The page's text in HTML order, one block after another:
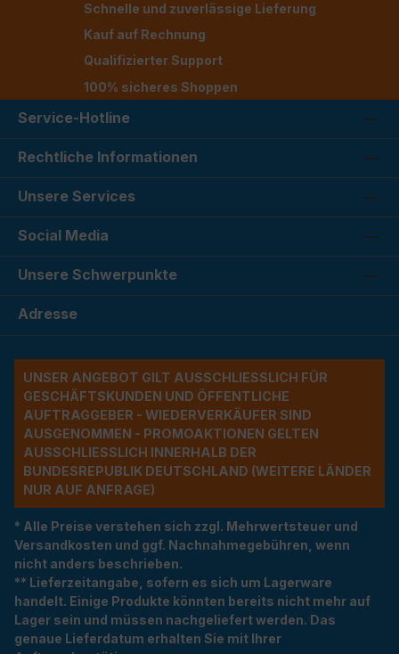
Schnelle und zuverlässige Lieferung
Kauf auf Rechnung
Qualifizierter Support
100% sicheres Shoppen
Service-Hotline
Rechtliche Informationen
Unsere Services
Social Media
Unsere Schwerpunkte
Adresse
UNSER ANGEBOT GILT AUSSCHLIESSLICH FÜR G
ESCHÄFTSKUNDEN UND ÖFFENTLICHE A
UFTRAGGEBER - WIEDERVERKÄUFER SIND A
USGENOMMEN - PROMOAKTIONEN GELTEN A
USSCHLIESSLICH INNERHALB DER BU
NDESREPUBLIK DEUTSCHLAND (WEITERE LÄNDER NU
R AUF ANFRAGE)
* Alle Preise verstehen sich zzgl. Mehrwertsteuer und
Versandkosten und ggf. Nachnahmegebühren, wenn
nicht anders beschrieben.
** Lieferzeitangabe, sofern es sich um Lagerware
handelt. Einige Produkte könnten bereits nicht mehr auf
Lager sein und müssen nachgeliefert werden. Das
genaue Lieferdatum erhalten Sie mit Ihrer